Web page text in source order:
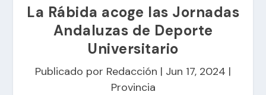
La Rábida acoge las Jornadas
Andaluzas de Deporte
Universitario
Publicado por Redacción | Jun 17, 2024 |
Provincia